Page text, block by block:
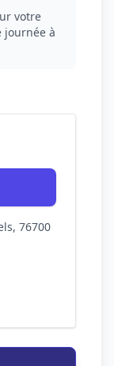
votre
journée à
76700